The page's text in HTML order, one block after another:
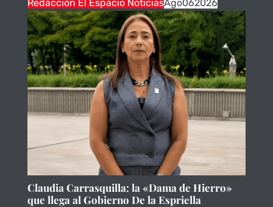
Redacción El Espacio NoticiasAgo062026
Claudia Carrasquilla: la «Dama de Hierro»
que llega al Gobierno De la Espriella